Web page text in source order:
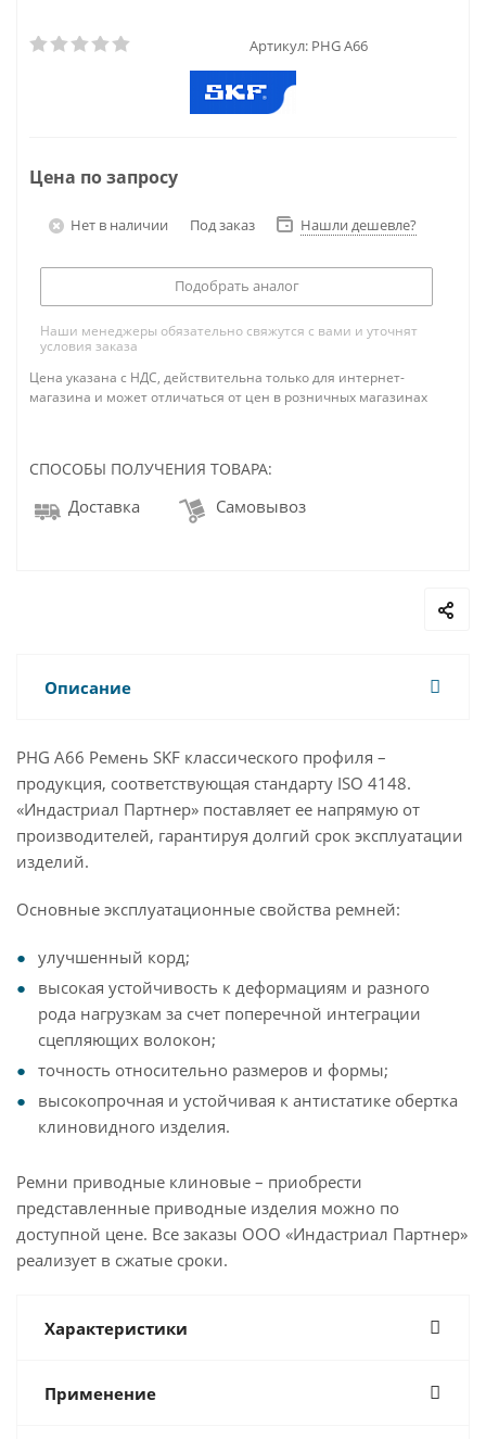
Артикул: PHG A66
Цена по запросу
Нет в наличии Под заказ Нашли дешевле?
Подобрать аналог
Наши менеджеры обязательно свяжутся с вами и уточнят
условия заказа
Цена указана с НДС, действительна только для интернет-
магазина и может отличаться от цен в розничных магазинах
СПОСОБЫ ПОЛУЧЕНИЯ ТОВАРА:
Доставка Самовывоз
Описание
PHG A66 Ремень SKF классического профиля –
продукция, соответствующая стандарту ISO 4148.
«Индастриал Партнер» поставляет ее напрямую от
производителей, гарантируя долгий срок эксплуатации
изделий.
Основные эксплуатационные свойства ремней:
улучшенный корд;
высокая устойчивость к деформациям и разного
рода нагрузкам за счет поперечной интеграции
сцепляющих волокон;
точность относительно размеров и формы;
высокопрочная и устойчивая к антистатике обертка
клиновидного изделия.
Ремни приводные клиновые – приобрести
представленные приводные изделия можно по
доступной цене. Все заказы ООО «Индастриал Партнер»
реализует в сжатые сроки.
Характеристики
Применение